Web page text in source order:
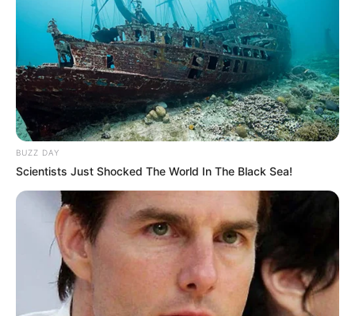
BUZZ DAY
Scientists Just Shocked The World In The Black Sea!